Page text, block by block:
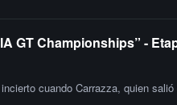
GT Championships” -
cuando Carrazza, quien